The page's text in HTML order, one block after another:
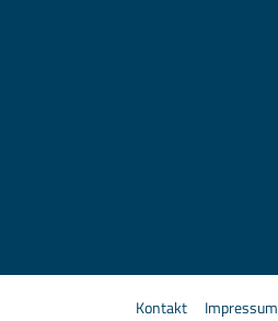
Kontakt Impressum